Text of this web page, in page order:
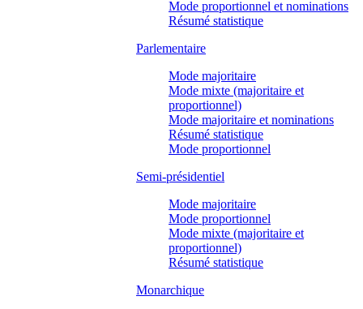
Mode proportionnel et nominations
Résumé statistique
Parlementaire
Mode majoritaire
Mode mixte (majoritaire et
proportionnel)
Mode majoritaire et nominations
Résumé statistique
Mode proportionnel
Semi-présidentiel
Mode majoritaire
Mode proportionnel
Mode mixte (majoritaire et
proportionnel)
Résumé statistique
Monarchique